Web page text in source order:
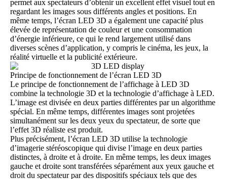
permet aux spectateurs d’obtenir un excellent effet visuel tout en
regardant les images sous différents angles et positions. En
même temps, l’écran LED 3D a également une capacité plus
élevée de représentation de couleur et une consommation
d’énergie inférieure, ce qui le rend largement utilisé dans
diverses scènes d’application, y compris le cinéma, les jeux, la
réalité virtuelle et la publicité extérieure.
Principe de fonctionnement de l’écran LED 3D
Le principe de fonctionnement de l’affichage à LED 3D
combine la technologie 3D et la technologie d’affichage à LED.
L’image est divisée en deux parties différentes par un algorithme
spécial. En même temps, différentes images sont projetées
simultanément sur les deux yeux du spectateur, de sorte que
l’effet 3D réaliste est produit.
Plus précisément, l’écran LED 3D utilise la technologie
d’imagerie stéréoscopique qui divise l’image en deux parties
distinctes, à droite et à droite. En même temps, les deux images
gauche et droite sont transférées séparément aux yeux gauche et
droit du spectateur par des dispositifs spéciaux tels que des